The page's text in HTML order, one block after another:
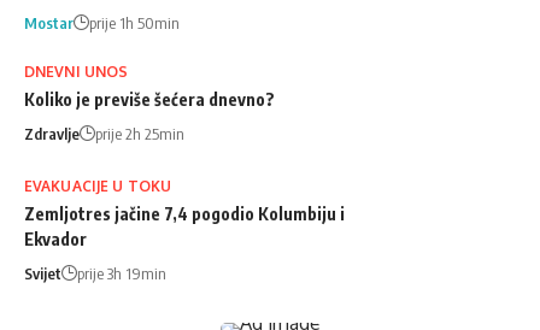
Mostar prije 1h 50min
DNEVNI UNOS
Koliko je previše šećera dnevno?
Zdravlje prije 2h 25min
EVAKUACIJE U TOKU
Zemljotres jačine 7,4 pogodio Kolumbiju i
Ekvador
Svijet prije 3h 19min